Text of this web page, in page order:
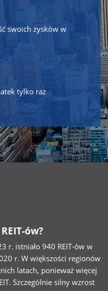
swoich zysków w
tylko raz
ów?
r. istniało 940 REIT-ów w
r. W większości regionów
latach, ponieważ więcej
Szczególnie silny wzrost